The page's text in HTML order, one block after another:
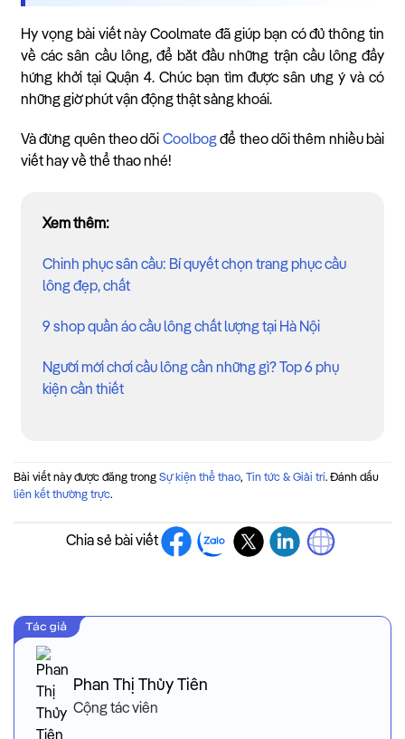
Hy vọng bài viết này Coolmate đã giúp bạn có đủ thông tin
về các sân cầu lông, để bắt đầu những trận cầu lông đầy
hứng khởi tại Quận 4. Chúc bạn tìm được sân ưng ý và có
những giờ phút vận động thật sảng khoái.
Và đừng quên theo dõi Coolbogđể theo dõi thêm nhiều bài
viết hay về thể thao nhé!
Xem thêm:
Chinh phục sân cầu: Bí quyết chọn trang phục cầu
lông đẹp, chất
9 shop quần áo cầu lông chất lượng tại Hà Nội
Người mới chơi cầu lông cần những gì? Top 6 phụ
kiện cần thiết
Bài viết này được đăng trong Sự kiện thể thao, Tin tức & Giải trí. Đánh dấu
liên kết thường trực.
Chia sẻ bài viết
Phan Thị Thủy Tiên
Cộng tác viên